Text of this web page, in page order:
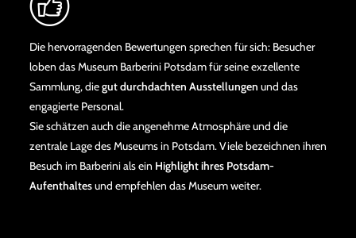
Die hervorragenden Bewertungen sprechen für sich: Besucher
loben das Museum Barberini Potsdam für seine exzellente
Sammlung, diegut durchdachten Ausstellungen und das
engagierte Personal.
Sie schätzen auch die angenehme Atmosphäre und die
zentrale Lage des Museums in Potsdam. Viele bezeichnen ihren
Besuch im Barberini als ein Highlight ihres Potsdam-
Aufenthaltesund empfehlen das Museum weiter.